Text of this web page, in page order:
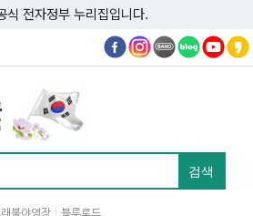
식 전자정부 누리집입니다.
불야영장 블루로드